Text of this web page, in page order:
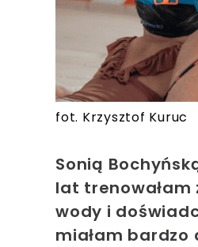
fot. Krzysztof Kuruc
Sonią
lat trenowałam
wody i
miałam bardzo